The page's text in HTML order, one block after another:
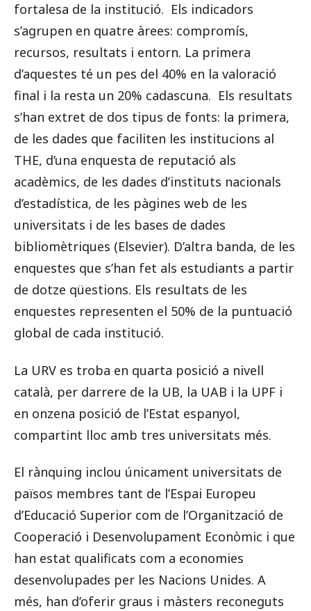
fortalesa de la institució. Els indicadors
s’agrupen en quatre àrees: compromís,
recursos, resultats i entorn. La primera
d’aquestes té un pes del 40% en la valoració
final i la resta un 20% cadascuna. Els resultats
s’han extret de dos tipus de fonts: la primera,
de les dades que faciliten les institucions al
THE, d’una enquesta de reputació als
acadèmics, de les dades d’instituts nacionals
d’estadística, de les pàgines web de les
universitats i de les bases de dades
bibliomètriques (Elsevier). D’altra banda, de les
enquestes que s’han fet als estudiants a partir
de dotze qüestions. Els resultats de les
enquestes representen el 50% de la puntuació
global de cada institució.
La URV es troba en quarta posició a nivell
català, per darrere de la UB, la UAB i la UPF i
en onzena posició de l’Estat espanyol,
compartint lloc amb tres universitats més.
El rànquing inclou únicament universitats de
països membres tant de l’Espai Europeu
d’Educació Superior com de l’Organització de
Cooperació i Desenvolupament Econòmic i que
han estat qualificats com a economies
desenvolupades per les Nacions Unides. A
més, han d’oferir graus i màsters reconeguts